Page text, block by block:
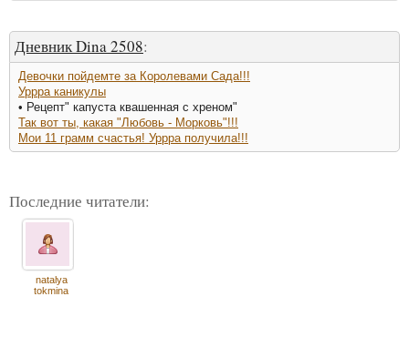
Дневник Dina 2508:
Девочки пойдемте за Королевами Сада!!!
Уррра каникулы
• Рецепт" капуста квашенная с хреном"
Так вот ты, какая "Любовь - Морковь"!!!
Мои 11 грамм счастья! Уррра получила!!!
Последние читатели:
natalya
tokmina